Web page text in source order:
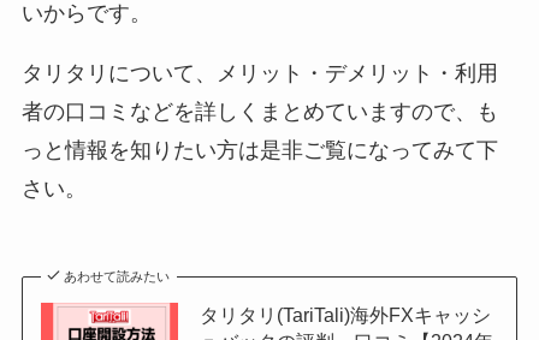
いからです。
タリタリについて、メリット・デメリット・利用
者の口コミなどを詳しくまとめていますので、も
っと情報を知りたい方は是非ご覧になってみて下
さい。
あわせて読みたい
タリタリ(TariTali)海外FXキャッシ